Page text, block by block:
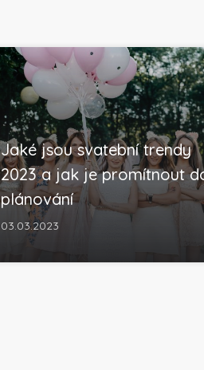
Jaké jsou svatební trendy
2023 a jak je promítnout
plánování
03.03.2023